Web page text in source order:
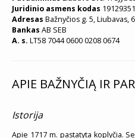
Juridinio asmens kodas
Adresas Bažnyčios g. 5, Liubavas,
Bankas AB SEB
A. s. LT58 7044 0600 0208 0674
APIE BAŽNYČIĄ IR
Istorija
Apie 1717 m. pastatyta koplyčia.